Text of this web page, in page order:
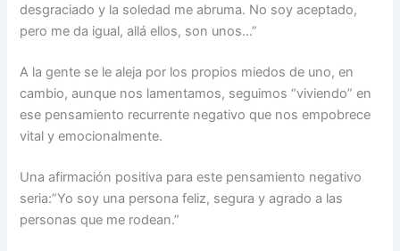
desgraciado y la soledad me abruma. No soy aceptado,
pero me da igual, allá ellos, son unos…”
A la gente se le aleja por los propios miedos de uno, en
cambio, aunque nos lamentamos, seguimos “viviendo” en
ese pensamiento recurrente negativo que nos empobrece
vital y emocionalmente.
Una afirmación positiva para este pensamiento negativo
seria:”Yo soy una persona feliz, segura y agrado a las
personas que me rodean.”